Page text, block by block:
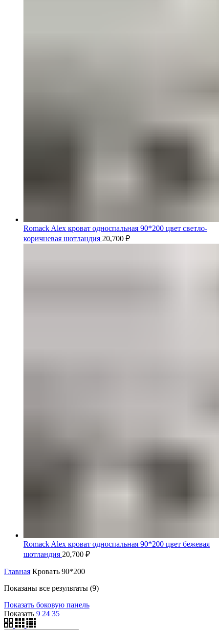
Romack Alex кроват односпальная 90*200 цвет светло-
коричневая шотландия 20,700 ₽
Romack Alex кроват односпальная 90*200 цвет бежевая
шотландия 20,700 ₽
Главная Кровать 90*200
Показаны все результаты (9)Цены:
Показать боковую панель
Показать 9 24 35